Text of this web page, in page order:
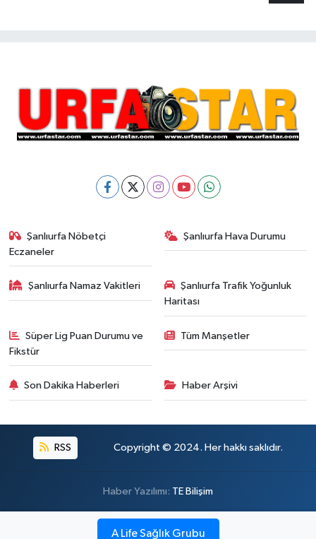
Şanlıurfa Nöbetçi
Eczaneler
Şanlıurfa Hava Durumu
Şanlıurfa Namaz Vakitleri
Şanlıurfa Trafik Yoğunluk
Haritası
Süper Lig Puan Durumu ve
Fikstür
Tüm Manşetler
Son Dakika Haberleri Haber Arşivi
RSS Copyright © 2024. Her hakkı saklıdır.
Haber Yazılımı: TE Bilişim
A Life Sağlık Grubu